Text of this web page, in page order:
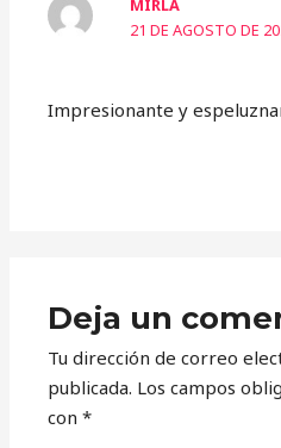
MIRLA
21 DE AGOSTO DE
Impresionante y
Deja un
Tu dirección de correo
publicada. Los campos
con*